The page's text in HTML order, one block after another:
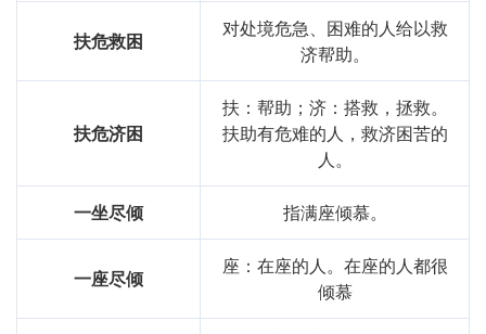
扶危救困
对处境危急、困难的人给以救
济帮助。
扶危济困
扶：帮助；济：搭救，拯救。
扶助有危难的人，救济困苦的
人。
一坐尽倾 指满座倾慕。
一座尽倾
座：在座的人。在座的人都很
倾慕